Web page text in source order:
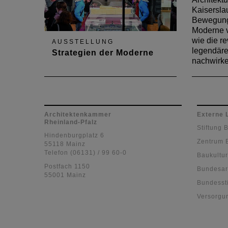
AUSSTELLUNG
Strategien der Moderne
Moderne
wie die
Architektenkammer
Rheinland-Pfalz
Hindenburgplatz 6
55118 Mainz
Telefon (06131) / 99 60-0
Postfach 1150
55001 Mainz
Externe
Stiftung
Zentrum